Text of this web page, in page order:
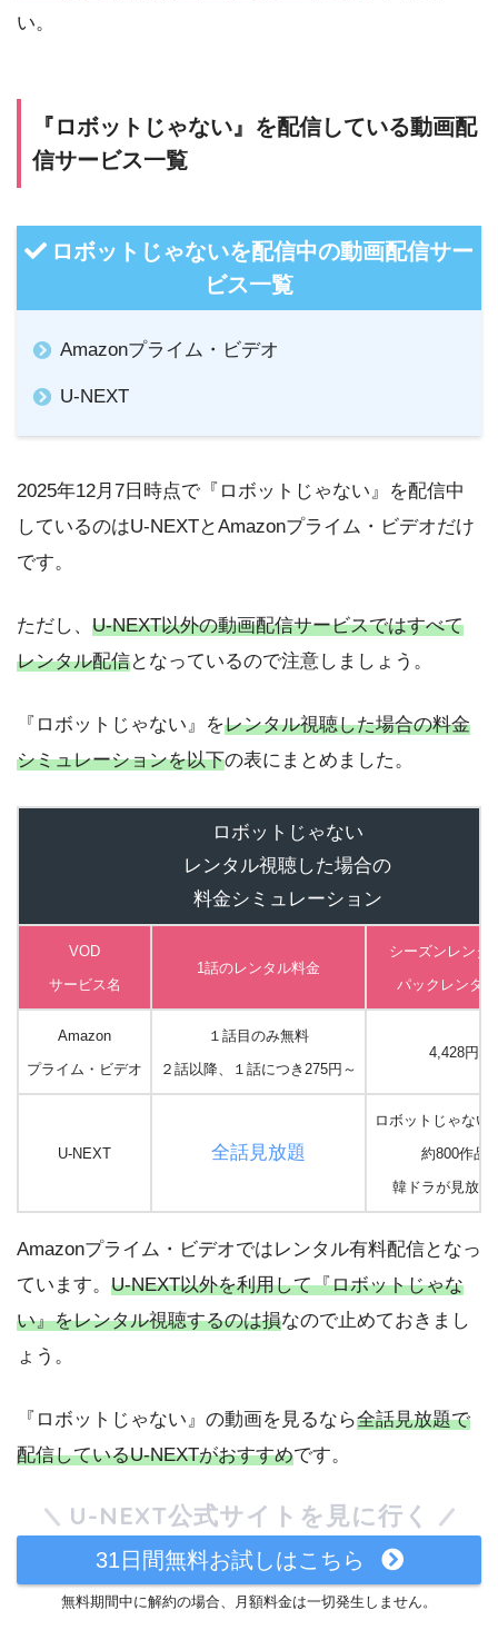
い。
『ロボットじゃない』を配信している動画配
信サービス一覧
ロボットじゃないを配信中の動画配信サー
ビス一覧
Amazonプライム・ビデオ
U-NEXT
2025年12月7日時点で『ロボットじゃない』を配信中
しているのはU-NEXTとAmazonプライム・ビデオだけ
です。
ただし、 U-NEXT以外の動画配信サービスではすべて
レンタル配信となっているので注意しましょう。
『ロボットじゃない』をレンタル視聴した場合の料金
シミュレーションを以下の表にまとめました。
ロボットじゃない
レンタル視聴した場合の
料金シミュレーション
VOD
サービス名
1話のレンタル料金
シーズンレンタ
パックレンタ
Amazon
プライム・ビデオ
１話目のみ無料
２話以降、１話につき275円～
4,428円～
U-NEXT 全話見放題
ロボットじゃない
約800作品
韓ドラが見放題
Amazonプライム・ビデオではレンタル有料配信となっ
ています。 U-NEXT以外を利用して『ロボットじゃな
い』をレンタル視聴するのは損なので止めておきまし
ょう。
『ロボットじゃない』の動画を見るなら全話見放題で
配信しているU-NEXTがおすすめです。
U-NEXT公式サイトを見に行く
31日間無料お試しはこちら
無料期間中に解約の場合、月額料金は一切発生しません。